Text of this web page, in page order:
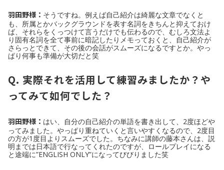
羽田野様： そうですね。例えば自己紹介は綺麗な文章でなくと
も、所属とかバックグラウンドを表す名詞をきちんと抑えておけ
ば、それらをくっつけて言うだけでも伝わるので、むしろ文法よ
り固有名詞を全て事前に暗記したりメモっておくと、自己紹介が
さらっとできて、その後の会話がスムーズになるですとか。やっ
ぱり何事も準備が大切だと笑
Q. 実際それを活用して練習みましたか？や
ってみて如何でした？
羽田野様： はい、自分の自己紹介の単語を書き出して、2度ほどや
ってみました。やっぱり重ねていくと言いやすくなるので、2度目
の方が1度目よりスムーズでした。ちなみに講師の藤本さんは、説
明までは日本語で行なってくれたのですが、ロールプレイになる
と途端に”ENGLISH ONLY”になってびびりました笑